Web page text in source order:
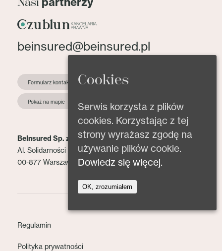
Nasi
beinsured@beinsured.pl
Formularz kontaktowy
Pokaż na mapie
BeInsured Sp. z o.o.
Al. Solidarności 153 lok. 2
00-877 Warszawa
Regulamin
Polityka prywatności
Cookies
Serwis korzysta z plików
cookies. Korzystając z tej
strony wyrażasz zgodę na
używanie plików cookie.
Dowiedz się więcej.
OK, zrozumiałem